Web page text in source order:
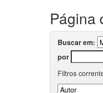
Página
Buscar em:
por
Filtros